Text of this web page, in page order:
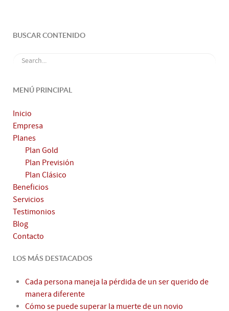
BUSCAR CONTENIDO
MENÚ PRINCIPAL
Inicio
Empresa
Planes
Plan Gold
Plan Previsión
Plan Clásico
Beneficios
Servicios
Testimonios
Blog
Contacto
LOS MÁS DESTACADOS
Cada persona maneja la pérdida de un ser querido de
manera diferente
Cómo se puede superar la muerte de un novio